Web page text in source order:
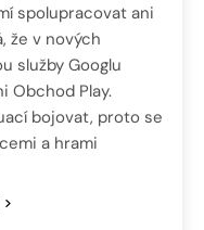
spolupracovat ani
že v nových
služby Googlu
Obchod Play.
bojovat, proto se
a hrami